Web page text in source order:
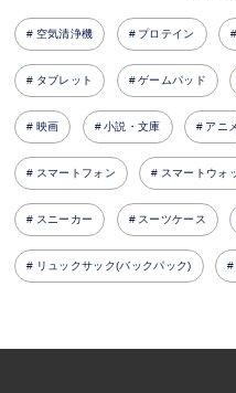
空気清浄機 プロテイン
タブレット ゲームパッド
映画 小説・文庫 アニメ
スマートフォン スマートウォ
スニーカー スーツケース
リュックサック(バックパック)